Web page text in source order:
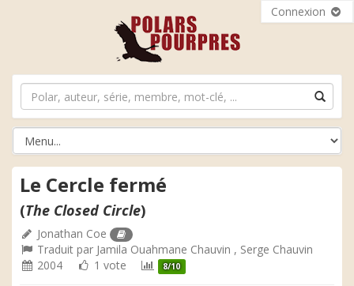
Connexion
Le Cercle fermé
(The Closed Circle)
Jonathan Coe
Traduit par Jamila Ouahmane Chauvin , Serge Chauvin
2004
1 vote 8/10